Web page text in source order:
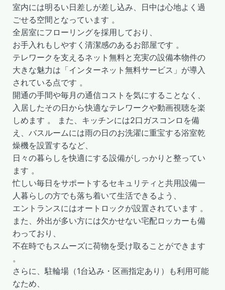
室内には明るい日差しが差し込み、日中は心地よく過
ごせる空間となっています 。
全居室にフローリングを採用しており、
お手入れもしやすく清潔感のあるお部屋です 。
テレワークを支えるネット無料と充実の設備本物件の
大きな魅力は「インターネット無料サービス」が導入
されている点です 。
開通の手間や毎月の通信コストを気にすることなく、
入居したその日から快適なテレワークや動画視聴を楽
しめます 。 また、キッチンには2口ガスコンロを備
え、バスルームには雨の日のお洗濯に重宝する浴室乾
燥機を設置するなど、
日々の暮らしを快適にする設備がしっかりと整ってい
ます 。
忙しい毎日をサポートするセキュリティと共用設備一
人暮らしの方でも落ち着いて生活できるよう、
エントランスにはオートロックが設置されています 。
また、外出が多い方には欠かせない宅配ロッカーも備
わっており、
不在時でもスムーズに荷物を受け取ることができます
。
さらに、駐輪場（1台込み・区画指定あり）も利用可能
なため、